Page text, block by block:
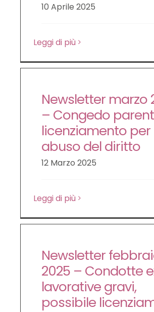
10 Aprile 2025
Leggi di più
Newsletter marzo
– Congedo
licenziamento per
abuso del diritto
12 Marzo 2025
Leggi di più
Newsletter
2025 – Condotte
lavorative gravi,
possibile